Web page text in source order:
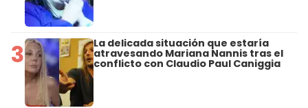
3 La delicada situación que estaría
atravesando Mariana Nannis tras el
conflicto con Claudio Paul Caniggia